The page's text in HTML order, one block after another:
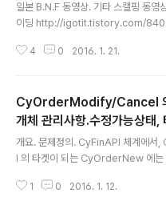
일본 B.N.F 동영상. 기타 스캘핑 동영
이딩 http://igotit.tistory.com/
4 0 2016. 1. 21.
CyOrderModify/Cancel
개체 관리사항.수정가능상태
개요. 문제정의. CyFinAPI 체계에
l 의 타겟이 되는 CyOrderNew 에는
서 제공해야한다.2. 1개의
1 0 2016. 1. 12.